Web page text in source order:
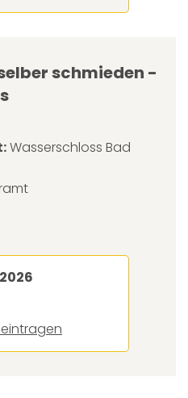
schmieden -
Wasserschloss Bad